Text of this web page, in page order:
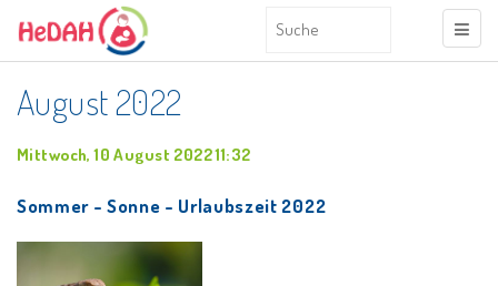
August 2022
Mittwoch, 10 August 2022 11:32
Sommer - Sonne - Urlaubszeit 2022